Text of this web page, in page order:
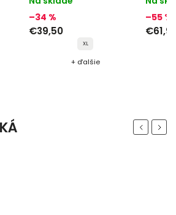
–34 %
€39,50
XL
+ ďalšie
–55 %
Previous
Next